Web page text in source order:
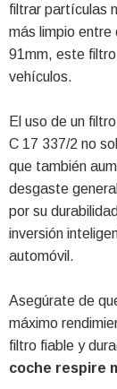
filtrar partículas
más limpio entre
91mm, este
vehículos.
El uso de un
C 17 337/2 no
que también
desgaste
por su
inversión
automóvil.
Asegúrate de
máximo
filtro fiable y
coche respire